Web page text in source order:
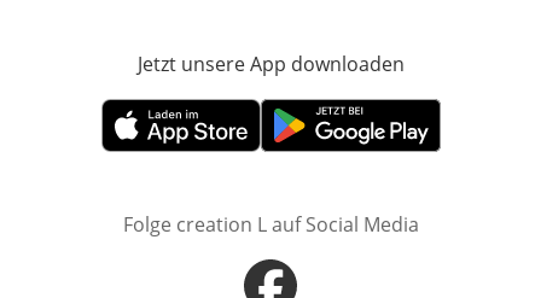
Jetzt unsere App downloaden
Öffnet in neuem FensterÖffnet in neuem Fenster
Folge creation L auf Social Media